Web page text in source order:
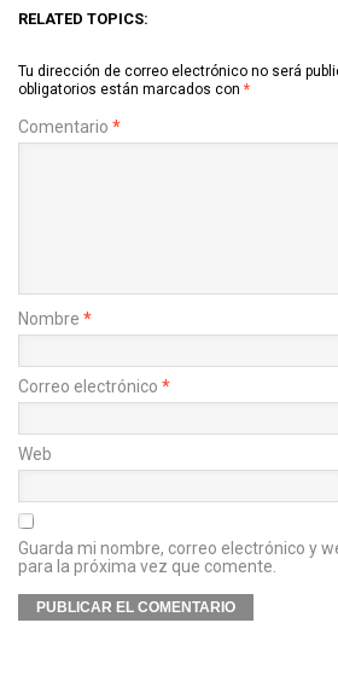
RELATED TOPICS:
Tu dirección de correo electrónico no será
obligatorios están marcados con *
Comentario *
Nombre *
Correo electrónico *
Web
Guarda mi nombre, correo electrónico y
para la próxima vez que comente.